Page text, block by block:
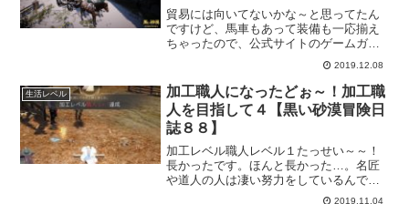
貿易には向いてないかな～と思ってたん
ですけど、馬車もあって装備も一応揃え
ちゃったので、公式サイトのゲームガイ
ドを参考に貿易を本格的に覚えていきた
2019.12.08
生活レベル
加工職人になったどぉ～！加工職
人を目指して４【黒い砂漠冒険日
誌８８】
加工レベル職人レベル１たっせい～～！
長かったです。ほんと長かった…。名匠
や道人の人は凄い努力をしているんです
2019.11.04